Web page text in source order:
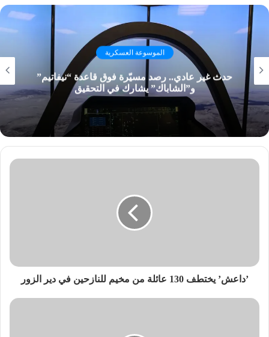
الموسوعة العسكرية
حدث غير عادي.. رصد مسيّرة فوق قاعدة “نيفاتيم”
و”الشاباك” يشارك في التحقيق
’داعش’ يختطف 130 عائلة من مخيم للنازحين في دير الزور